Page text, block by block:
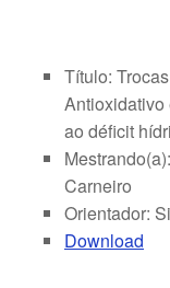
Título:
Antioxidativo
ao déficit
Carneiro
Orientador:
Download